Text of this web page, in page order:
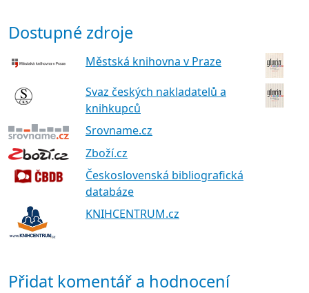
Dostupné zdroje
Městská knihovna v Praze
Svaz českých nakladatelů a
knihkupců
Srovname.cz
Zboží.cz
Československá bibliografická
databáze
KNIHCENTRUM.cz
Přidat komentář a hodnocení